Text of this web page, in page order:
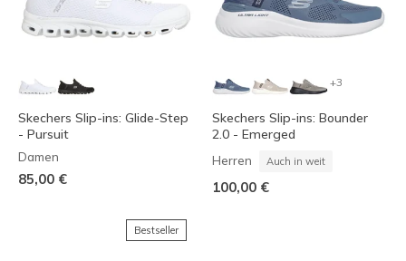
Skechers Slip-ins: Glide-Step
- Pursuit
Damen
85,00 €
+3
Skechers Slip-ins: Bounder
2.0 - Emerged
Herren Auch in weit
100,00 €
Bestseller